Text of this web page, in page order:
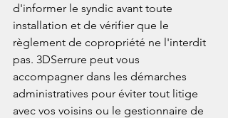
d'informer le syndic avant toute
installation et de vérifier que le
règlement de copropriété ne l'interdit
pas. 3DSerrure peut vous
accompagner dans les démarches
administratives pour éviter tout litige
avec vos voisins ou le gestionnaire de